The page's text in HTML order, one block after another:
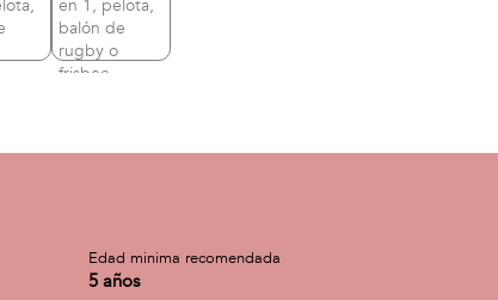
Edad minima recomendada
5 años